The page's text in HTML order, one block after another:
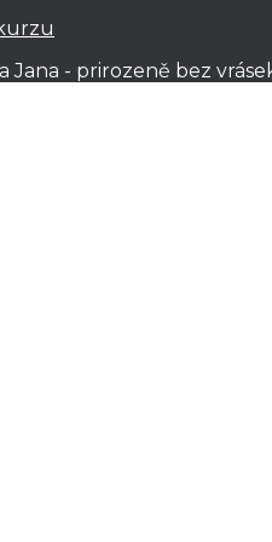
Jana - prirozeně bez